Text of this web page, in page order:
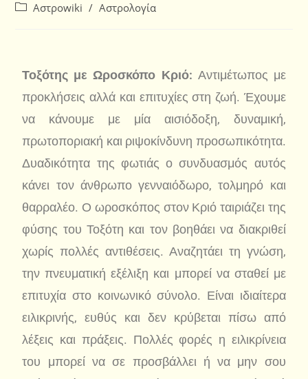
Αστροwiki / Αστρολογία
Τοξότης με Ωροσκόπο Κριό: Αντιμέτωπος με
προκλήσεις αλλά και επιτυχίες στη ζωή. Έχουμε
να κάνουμε με μία αισιόδοξη, δυναμική,
πρωτοποριακή και ριψοκίνδυνη προσωπικότητα.
Δυαδικότητα της φωτιάς ο συνδυασμός αυτός
κάνει τον άνθρωπο γενναιόδωρο, τολμηρό και
θαρραλέο. Ο ωροσκόπος στον Κριό ταιριάζει της
φύσης του Τοξότη και τον βοηθάει να διακριθεί
χωρίς πολλές αντιθέσεις. Αναζητάει τη γνώση,
την πνευματική εξέλιξη και μπορεί να σταθεί με
επιτυχία στο κοινωνικό σύνολο. Είναι ιδιαίτερα
ειλικρινής, ευθύς και δεν κρύβεται πίσω από
λέξεις και πράξεις. Πολλές φορές η ειλικρίνεια
του μπορεί να σε προσβάλλει ή να μην σου